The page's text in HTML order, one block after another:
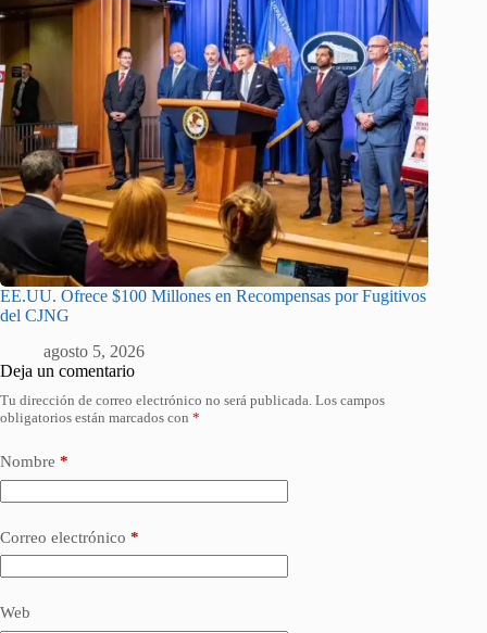
EE.UU. Ofrece $100 Millones en Recompensas por Fugitivos
del CJNG
agosto 5, 2026
Deja un comentario
Tu dirección de correo electrónico no será publicada. Los campos
obligatorios están marcados con *
Nombre *
Correo electrónico *
Web